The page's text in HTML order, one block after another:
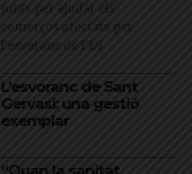
Junts per ajudar els
comerços afectats per
l'esvoranc de l'L9
L’esvoranc de Sant
Gervasi: una gestió
exemplar
“Quan la sanitat